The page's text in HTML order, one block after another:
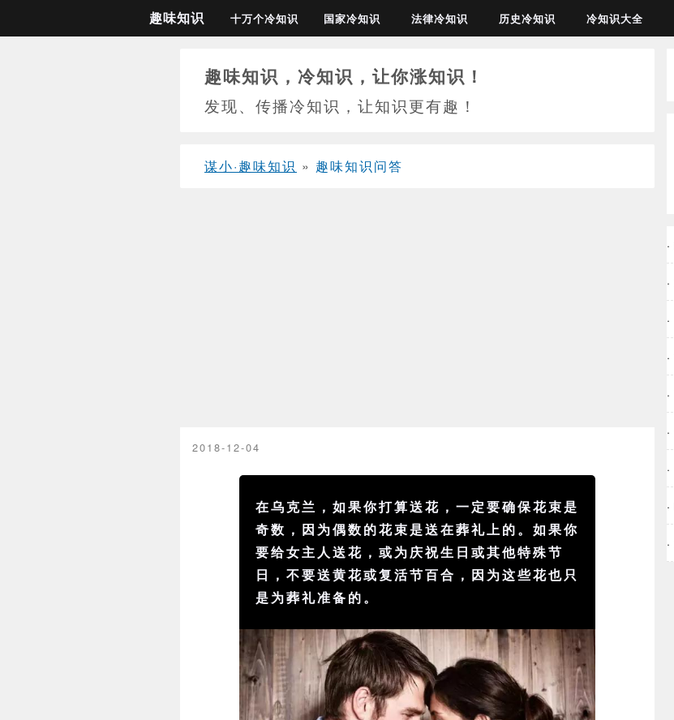
趣味知识 十万个冷知识 国家冷知识 法律冷知识 历史冷知识 冷知识大全
趣味知识，冷知识，让你涨知识！
发现、传播冷知识，让知识更有趣！
谋小·趣味知识 » 趣味知识问答
2018-12-04
在乌克兰，如果你打算送花，一定要确保花束是
奇数，因为偶数的花束是送在葬礼上的。如果你
要给女主人送花，或为庆祝生日或其他特殊节
日，不要送黄花或复活节百合，因为这些花也只
是为葬礼准备的。
·
·
·
·
·
·
·
·
·